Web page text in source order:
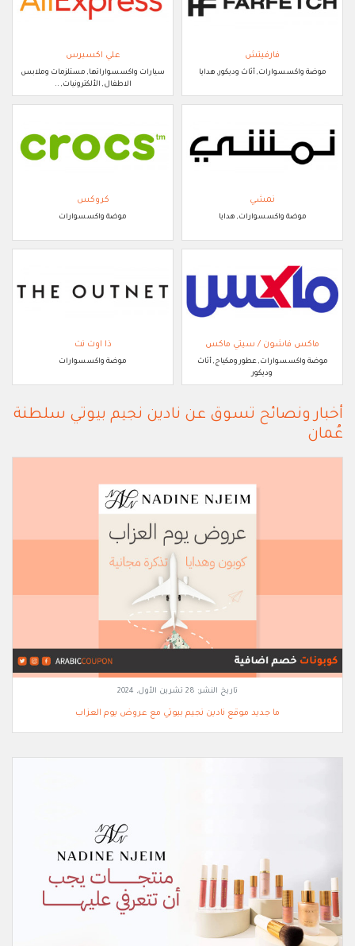
فارفيتش
موضة واكسسوارات, أثاث وديكور, هدايا
علي اكسبرس
سيارات واكسسواراتها, مستلزمات وملابس
الاطفال, الألكترونيات, ..
نمشي
موضة واكسسوارات, هدايا
كروكس
موضة واكسسوارات
ماكس فاشون / سيتي ماكس
موضة واكسسوارات, عطور ومكياج, أثاث
وديكور
ذا اوت نت
موضة واكسسوارات
أخبار ونصائح تسوق عن نادين نجيم بيوتي سلطنة
عُمان
تاريخ النشر: 28 تشرين الأول, 2024
ما جديد موقع نادين نجيم بيوتي مع عروض يوم العزاب